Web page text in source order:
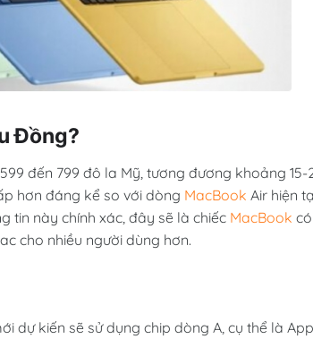
Đồng?
đến 799 đô la Mỹ, tương đương khoảng 15-
hơn đáng kể so với dòng MacBook Air hiện
tin này chính xác, đây sẽ là chiếc MacBook có
cho nhiều người dùng hơn.
dự kiến sẽ sử dụng chip dòng A, cụ thể là